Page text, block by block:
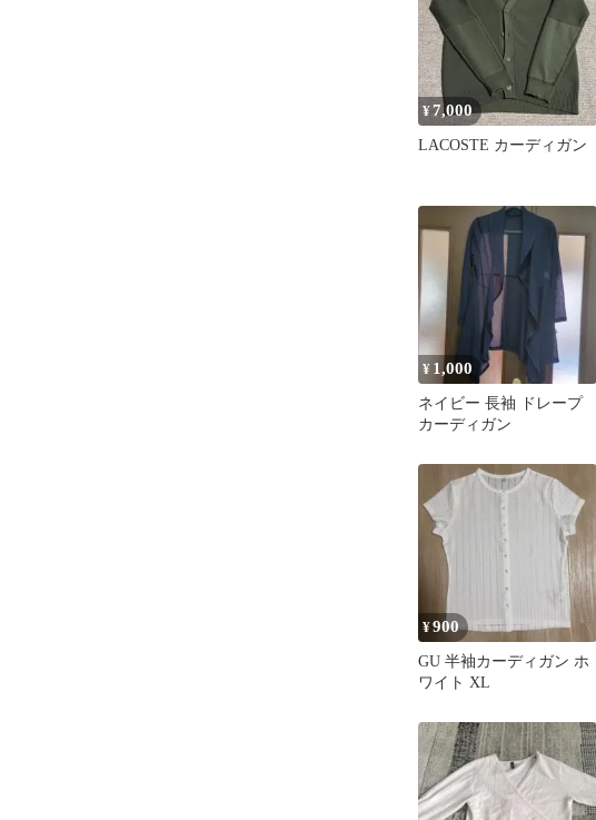
¥7,000
LACOSTE カーディガン
¥ 1,000
ネイビー 長袖 ドレープ
カーディガン
¥900
GU 半袖カーディガン ホ
ワイト XL